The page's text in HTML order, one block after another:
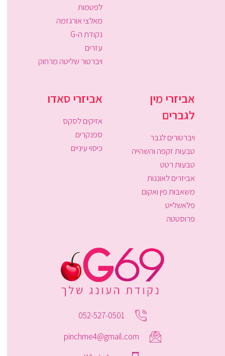
לפטמות
מאלצי אורגזמה
נקודת ה-G
עזרים
ויברטור שליטה מרחוק
אביזרי מין
לגברים
ויברטורים לגבר
טבעות זקפה והשהייה
טבעות רטט
אביזרים לאוננות
משאבות פין ואקום
פלאשלייט
פרוסטטה
אביזרי סאדו
אזיקים לסקס
ספנקרים
כיסוי עיניים
052-527-0501
pinchme4@gmail.com